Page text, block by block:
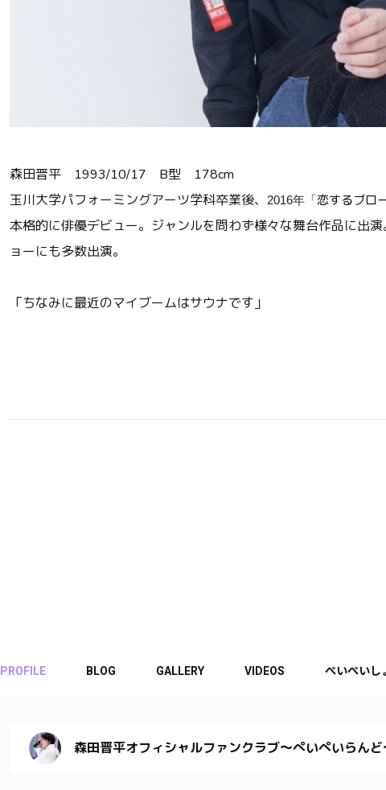
森田晋平 1993/10/17 B型 178cm
玉川大学パフォーミングアーツ学科卒業後、
2016年「恋するブロ
本格的に俳優デビュー。 ジャンルを問わず様々な舞台作品に出演
ョーにも多数出演。
「ちなみに最近のマイブームはサウナです」
PROFILE BLOG GALLERY VIDEOS ぺいぺいし
森田晋平オフィシャルファンクラブ〜ぺいぺいらんど